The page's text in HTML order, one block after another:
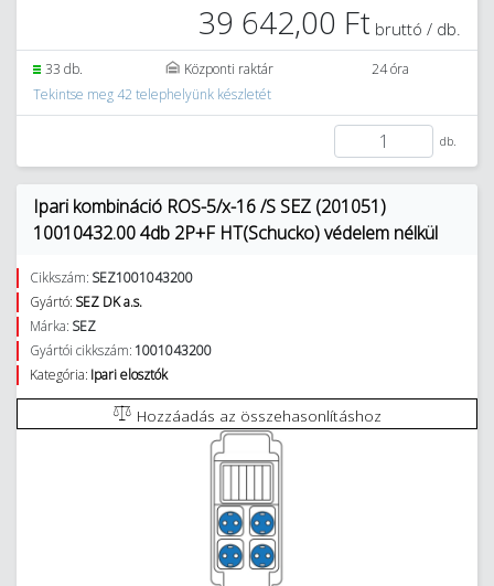
39 642,00 Ft bruttó / db.
33 db. Központi raktár
24 óra
Tekintse meg 42 telephelyünk készletét
db.
Ipari kombináció ROS-5/x-16 /S SEZ (201051)
10010432.00 4db 2P+F HT(Schucko) védelem nélkül
Cikkszám: SEZ1001043200
Gyártó: SEZ DK a.s.
Márka: SEZ
Gyártói cikkszám: 1001043200
Kategória: Ipari elosztók
Hozzáadás az összehasonlításhoz